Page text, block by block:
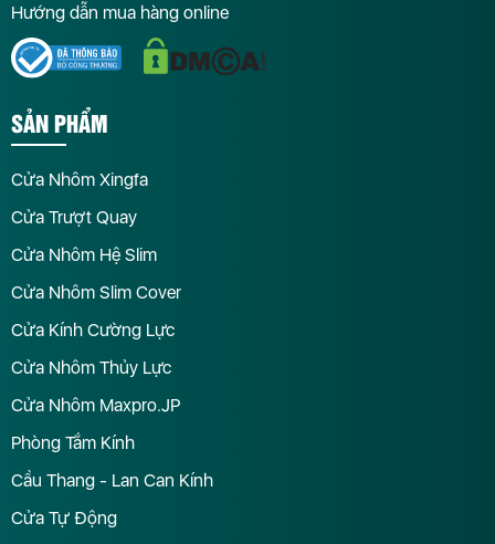
Hướng dẫn mua hàng online
SẢN PHẨM
Cửa Nhôm Xingfa
Cửa Trượt Quay
Cửa Nhôm Hệ Slim
Cửa Nhôm Slim Cover
Cửa Kính Cường Lực
Cửa Nhôm Thủy Lực
Cửa Nhôm Maxpro.JP
Phòng Tắm Kính
Cầu Thang - Lan Can Kính
Cửa Tự Động